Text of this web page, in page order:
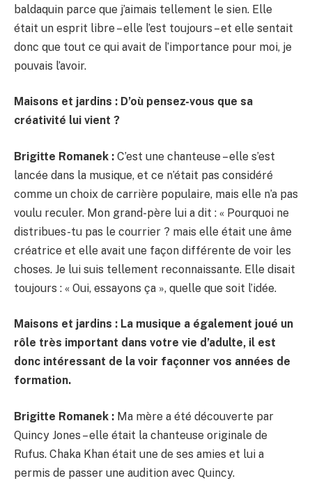
baldaquin parce que j’aimais tellement le sien. Elle
était un esprit libre – elle l’est toujours – et elle sentait
donc que tout ce qui avait de l’importance pour moi, je
pouvais l’avoir.
Maisons et jardins : D’où pensez-vous que sa
créativité lui vient ?
Brigitte Romanek : C’est une chanteuse – elle s’est
lancée dans la musique, et ce n’était pas considéré
comme un choix de carrière populaire, mais elle n’a pas
voulu reculer. Mon grand-père lui a dit : « Pourquoi ne
distribues-tu pas le courrier ? mais elle était une âme
créatrice et elle avait une façon différente de voir les
choses. Je lui suis tellement reconnaissante. Elle disait
toujours : « Oui, essayons ça », quelle que soit l’idée.
Maisons et jardins : La musique a également joué un
rôle très important dans votre vie d’adulte, il est
donc intéressant de la voir façonner vos années de
formation.
Brigitte Romanek : Ma mère a été découverte par
Quincy Jones – elle était la chanteuse originale de
Rufus. Chaka Khan était une de ses amies et lui a
permis de passer une audition avec Quincy.